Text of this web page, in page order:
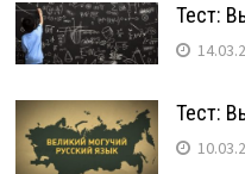
Тест:
Тест: